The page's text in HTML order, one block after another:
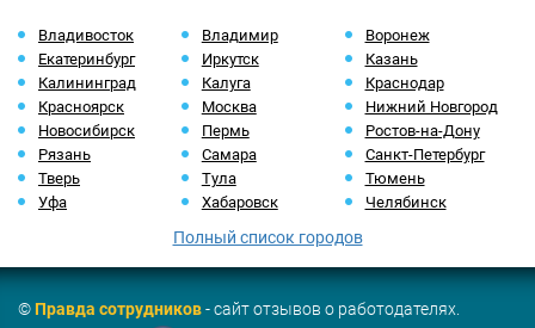
Владивосток Владимир
Воронеж
Екатеринбург
Иркутск
Казань
Калининград
Калуга
Краснодар
Красноярск
Москва
Нижний Новгород
Новосибирск
Пермь
Ростов-на-Дону
Рязань
Самара
Санкт-Петербург
Тверь
Тула
Тюмень
Уфа
Хабаровск Челябинск
Полный список городов
©Правда сотрудников- сайт отзывов о работодателях.